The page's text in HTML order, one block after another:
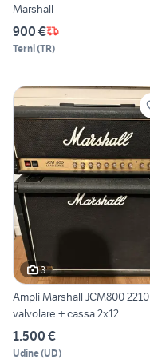
Marshall
900 €
Terni(TR)
3
Ampli Marshall JCM800 2210
valvolare + cassa 2x12
1.500 €
Udine(UD)